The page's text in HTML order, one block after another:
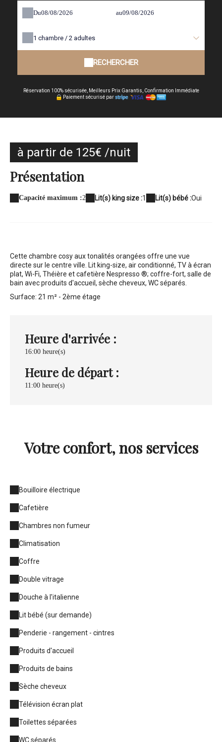
Du au
1 chambre / 2 adultes
RECHERCHER
Réservation 100% sécurisée, Meilleurs Prix Garantis, Confirmation Immédiate
Paiement sécurisé par
à partir de 125€ /nuit
Présentation
Capacité maximum :2 Lit(s) king size :1 Lit(s) bébé :Oui
Cette chambre cosy aux tonalités orangées offre une vue
directe sur le centre ville. Lit king-size, air conditionné, TV à écran
plat, Wi-Fi, Théière et cafetière Nespresso ®; coffre-fort, salle de
bain avec produits d'accueil, sèche cheveux, WC séparés.
Surface: 21 m² - 2ème étage
Heure d'arrivée :
16:00 heure(s)
Heure de départ :
11:00 heure(s)
Votre confort, nos services
Bouilloire électrique
Cafetière
Chambres non fumeur
Climatisation
Coffre
Double vitrage
Douche à l'italienne
Lit bébé (sur demande)
Penderie - rangement - cintres
Produits d'accueil
Produits de bains
Sèche cheveux
Télévision écran plat
Toilettes séparées
WC séparés